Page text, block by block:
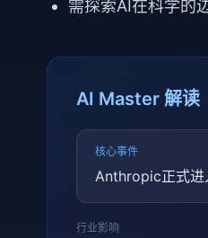
需探索AI在科学的
AI Master 解读
核心事件
Anthropic正式进
行业影响